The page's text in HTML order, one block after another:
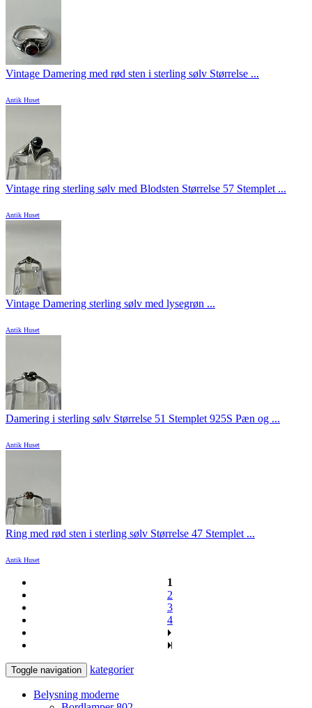
Vintage Damering med rød sten i sterling sølv Størrelse ...
Antik Huset
Vintage ring sterling sølv med Blodsten Størrelse 57 Stemplet ...
Antik Huset
Vintage Damering sterling sølv med lysegrøn ...
Antik Huset
Damering i sterling sølv Størrelse 51 Stemplet 925S Pæn og ...
Antik Huset
Ring med rød sten i sterling sølv Størrelse 47 Stemplet ...
Antik Huset
1
2
3
4
Toggle navigation kategorier
Belysning moderne